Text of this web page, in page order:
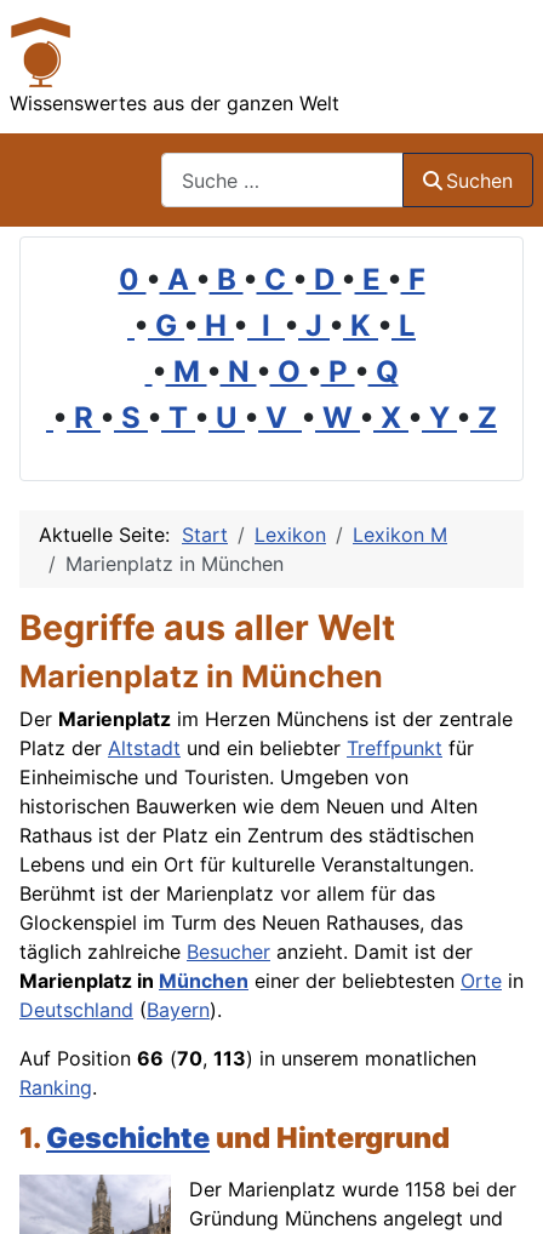
Wissenswertes aus der ganzen Welt
Suchen
0 • A • B • C • D • E • F
• G • H • I • J • K • L
• M • N • O • P • Q
• R • S • T • U • V • W • X • Y • Z
Aktuelle Seite: Start Lexikon
Lexikon M
Marienplatz in München
Begriffe aus aller Welt
Marienplatz in München
Der Marienplatz im Herzen Münchens ist der zentrale
Platz der Altstadt und ein beliebter Treffpunkt für
Einheimische und Touristen. Umgeben von
historischen Bauwerken wie dem Neuen und Alten
Rathaus ist der Platz ein Zentrum des städtischen
Lebens und ein Ort für kulturelle Veranstaltungen.
Berühmt ist der Marienplatz vor allem für das
Glockenspiel im Turm des Neuen Rathauses, das
täglich zahlreiche Besucher anzieht. Damit ist der
Marienplatz in München einer der beliebtesten Orte in
Deutschland (Bayern).
Auf Position 66 (70, 113) in unserem monatlichen
Ranking.
1. Geschichte und Hintergrund
Der Marienplatz wurde 1158 bei der
Gründung Münchens angelegt und